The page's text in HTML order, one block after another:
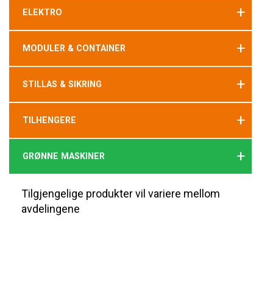
ELEKTRO +
MODULER & CONTAINER +
STILLAS & SIKRING +
TILHENGERE +
GRØNNE MASKINER +
Tilgjengelige produkter vil variere mellom
avdelingene